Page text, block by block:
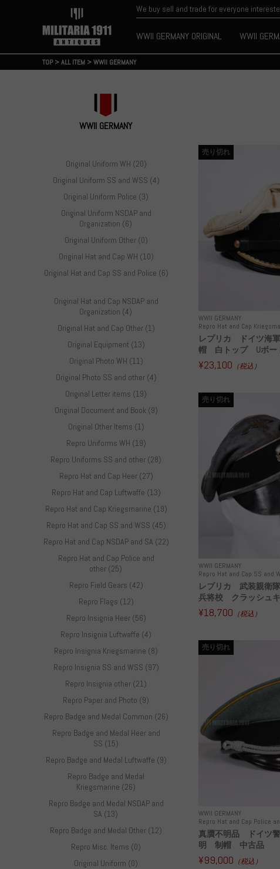
We buy sell and trade for everyone
WWII GERMANY ORIGINAL WWII
TOP>ALL ITEM >WWII GERMANY
WWII GERMANY
Original Uniform WH (20)
Original Uniform SS and WSS (4)
Original Uniform Police (3)
Original Uniform NSDAP and
Organization (6)
Original Uniform Other (0)
Original Hat and Cap WH (10)
Original Hat and Cap SS and Police (6)
Original Hat and Cap NSDAP and
Organization (4)
Original Hat and Cap Other (1)
Original Equipment (13)
Original Photo WH (11)
Original Photo SS and other (4)
Original Letter items (19)
Original Document and Book (9)
Original Other Items (1)
Repro Uniforms WH (19)
Repro Uniforms SS and other (28)
Repro Hat and Cap Heer (27)
Repro Hat and Cap Luftwaffe (13)
Repro Hat and Cap Kriegsmarine (19)
Repro Hat and Cap SS and WSS (45)
Repro Hat and Cap NSDAP and SA (22)
Repro Hat and Cap Police and
other (25)
Repro Field Gears (42)
Repro Flags (12)
Repro Insignia Heer (56)
Repro Insignia Luftwaffe (4)
Repro Insignia Kriegsmarine (8)
Repro Insignia SS and WSS (97)
Repro Insignia other (21)
Repro Paper and Photo (9)
Repro Badge and Medal Common (26)
Repro Badge and Medal Heer and
SS (15)
Repro Badge and Medal Luftwaffe (9)
Repro Badge and Medal
Kriegsmarine (26)
Repro Badge and Medal NSDAP and
SA (13)
Repro Badge and Medal Other (12)
Repro Misc. Items (0)
Original Uniform (0)
WWII GERMANY
Repro Hat and Cap
売り切れ
レプリカ ドイツ海
帽 白トップ Uボー
¥23,100 （税込）
WWII GERMANY
Repro Hat and Cap SS and
売り切れ
レプリカ 武装親衛
兵将校 クラッシュ
¥18,700 （税込）
WWII GERMANY
Repro Hat and Cap Police
売り切れ
真贋不明品 ドイツ
明 制帽 中古品
¥99,000 （税込）